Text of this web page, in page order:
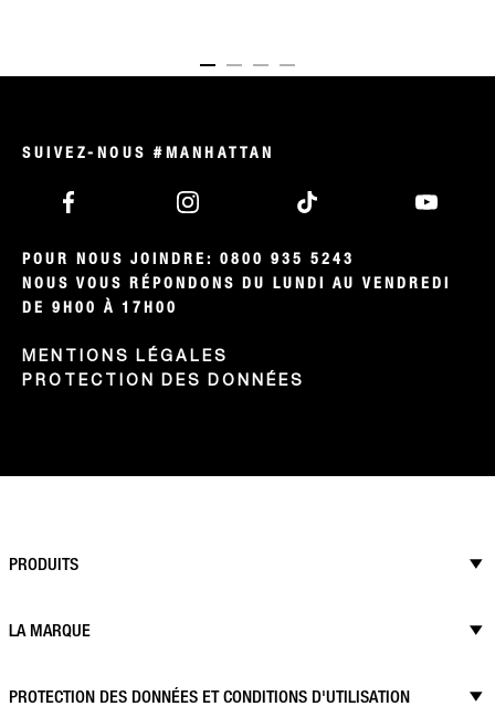
ITEM 01 (CURRENT SLIDE)
ITEM 02ITEM 03ITEM 04
SUIVEZ-NOUS #MANHATTAN
POUR NOUS JOINDRE: 0800 935 5243
NOUS VOUS RÉPONDONS DU LUNDI AU VENDREDI
DE 9H00 À 17H00
MENTIONS LÉGALES
PROTECTION DES DONNÉES
PRODUITS
LA MARQUE
PROTECTION DES DONNÉES ET CONDITIONS D'UTILISATION